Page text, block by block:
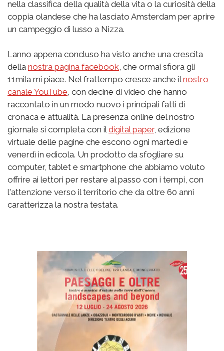
nella classifica della qualità della vita o la curiosità della
coppia olandese che ha lasciato Amsterdam per aprire
un campeggio di lusso a Nizza.
Lanno appena concluso ha visto anche una crescita
della nostra pagina facebook , che ormai sfiora gli
11mila mi piace. Nel frattempo cresce anche il nostro
canale YouTube , con decine di video che hanno
raccontato in un modo nuovo i principali fatti di
cronaca e attualità. La presenza online del nostro
giornale si completa con il digital paper, edizione
virtuale delle pagine che escono ogni martedì e
venerdì in edicola. Un prodotto da sfogliare su
computer, tablet e smartphone che abbiamo voluto
offrire ai lettori per restare al passo con i tempi, con
l'attenzione verso il territorio che da oltre 60 anni
caratterizza la nostra testata.